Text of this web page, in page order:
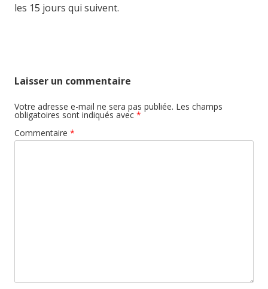
les 15 jours qui suivent.
Laisser un commentaire
Votre adresse e-mail ne sera pas publiée. Les champs
obligatoires sont indiqués avec *
Commentaire *